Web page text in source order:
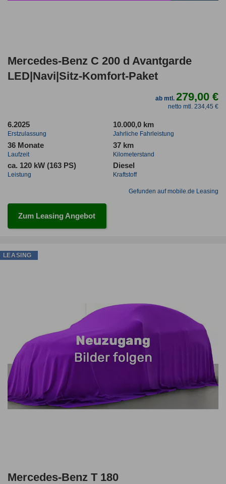
Mercedes-Benz C 200 d Avantgarde
LED|Navi|Sitz-Komfort-Paket
ab mtl.279,00 €
netto mtl. 234,45 €
6.2025
Erstzulassung
10.000,0 km
Jahrliche Fahrleistung
36 Monate
Laufzeit
37 km
Kilometerstand
ca. 120 kW (163 PS)
Leistung
Diesel
Kraftstoff
Gefunden auf mobile.de Leasing
Zum Leasing Angebot
Mercedes-Benz T 180
LEASING